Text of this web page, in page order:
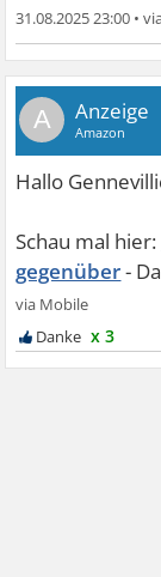
31.08.2025 23:00 •
A
gegenüber
x 3